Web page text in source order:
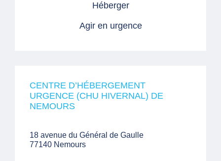
Héberger
Agir en urgence
CENTRE D’HÉBERGEMENT
URGENCE (CHU HIVERNAL) DE
NEMOURS
18 avenue du Général de Gaulle
77140 Nemours